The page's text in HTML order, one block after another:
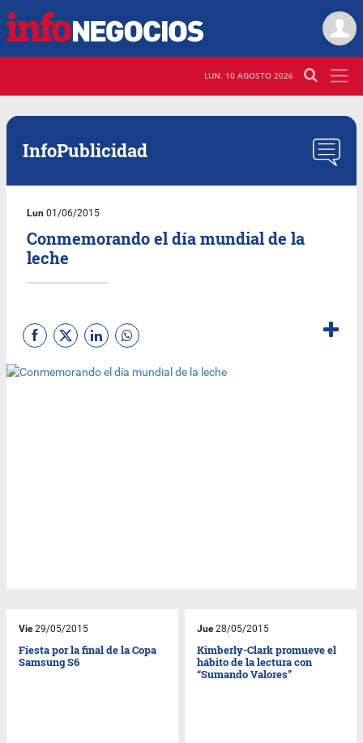
LUN. 10 AGOSTO 2026
InfoPublicidad
Lun 01/06/2015
Conmemorando el día mundial de la
leche
Vie29/05/2015
Fiesta por la final de la Copa
Samsung S6
Jue28/05/2015
Kimberly-Clark promueve el
hábito de la lectura con
“Sumando Valores”